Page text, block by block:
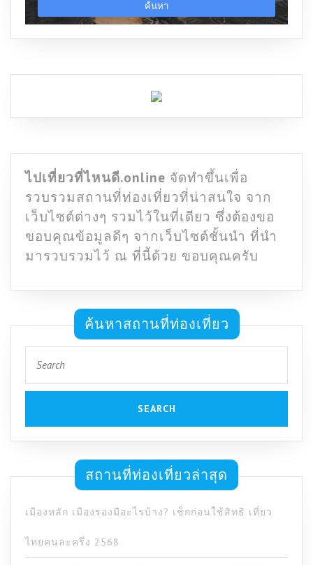
ไปเที่ยวที่ไหนดี.online จัดทำขึ้นเพื่อ
รวบรวมสถานที่ท่องเที่ยวที่น่าสนใจ จาก
เว็บไซต์ต่างๆ รวมไว้ในที่เดียว ซึ่งต้องขอ
ขอบคุณข้อมูลดีๆ จากเว็บไซต์ชั้นนำ ที่นำ
มารวบรวมไว้ ณ ที่นี้ด้วย ขอบคุณครับ
ค้นหาสถานที่ท่องเที่ยว
for:
สถานที่ท่องเที่ยวล่าสุด
เมืองหลัก เมืองรองมีอะไรบ้าง? เช็กก่อนใช้สิทธิ เที่ยว
ไทยคนละครึ่ง 2568